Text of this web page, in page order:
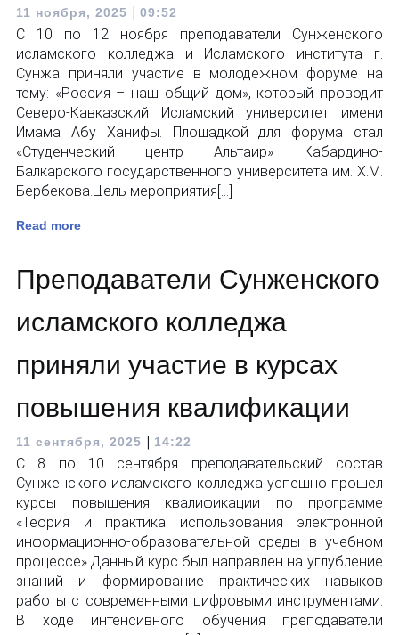
11 ноября, 2025 | 09:52
С 10 по 12 ноября преподаватели Сунженского
исламского колледжа и Исламского института г.
Сунжа приняли участие в молодежном форуме на
тему: «Россия – наш общий дом», который проводит
Северо-Кавказский Исламский университет имени
Имама Абу Ханифы. Площадкой для форума стал
«Студенческий центр Альтаир» Кабардино-
Балкарского государственного университета им. Х.М.
Бербекова.Цель мероприятия[…]
Read more
Преподаватели Сунженского
исламского колледжа
приняли участие в курсах
повышения квалификации
11 сентября, 2025 | 14:22
С 8 по 10 сентября преподавательский состав
Сунженского исламского колледжа успешно прошел
курсы повышения квалификации по программе
«Теория и практика использования электронной
информационно-образовательной среды в учебном
процессе».Данный курс был направлен на углубление
знаний и формирование практических навыков
работы с современными цифровыми инструментами.
В ходе интенсивного обучения преподаватели